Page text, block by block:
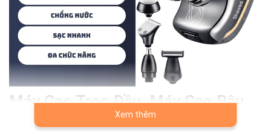
Máy Cạo Trọc Đầu, Máy Cạo Râu
Đa Năng 7 Lưỡi RQ7900 Phiên Bản
Xem thêm